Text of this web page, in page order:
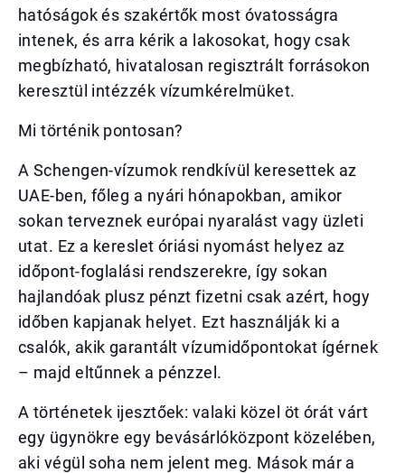
hatóságok és szakértők most óvatosságra
intenek, és arra kérik a lakosokat, hogy csak
megbízható, hivatalosan regisztrált forrásokon
keresztül intézzék vízumkérelmüket.
Mi történik pontosan?
A Schengen-vízumok rendkívül keresettek az
UAE-ben, főleg a nyári hónapokban, amikor
sokan terveznek európai nyaralást vagy üzleti
utat. Ez a kereslet óriási nyomást helyez az
időpont-foglalási rendszerekre, így sokan
hajlandóak plusz pénzt fizetni csak azért, hogy
időben kapjanak helyet. Ezt használják ki a
csalók, akik garantált vízumidőpontokat ígérnek
– majd eltűnnek a pénzzel.
A történetek ijesztőek: valaki közel öt órát várt
egy ügynökre egy bevásárlóközpont közelében,
aki végül soha nem jelent meg. Mások már a